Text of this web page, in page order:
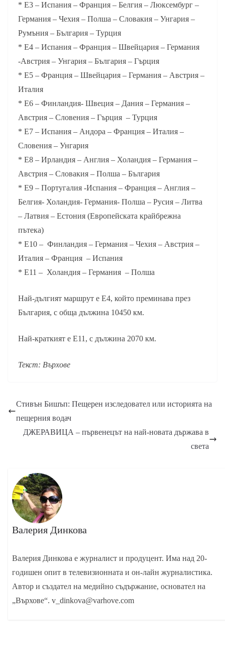
* Е3 – Испания – Франция – Белгия – Люксембург –
Германия – Чехия – Полша – Словакия – Унгария –
Румъния – България – Турция
* Е4 – Испания – Франция – Швейцария – Германия
-Австрия – Унгария – България – Гърция
* Е5 – Франция – Швейцария – Германия – Австрия –
Италия
* Е6 – Финландия- Швеция – Дания – Германия –
Австрия – Словения – Гърция – Турция
* Е7 – Испания – Андора – Франция – Италия –
Словения – Унгария
* Е8 – Ирландия – Англия – Холандия – Германия –
Австрия – Словакия – Полша – България
* Е9 – Португалия -Испания – Франция – Англия –
Белгия- Холандия- Германия- Полша – Русия – Литва
– Латвия – Естония (Европейската крайбрежна
пътека)
* Е10 – Финландия – Германия – Чехия – Австрия –
Италия – Франция – Испания
* Е11 – Холандия – Германия – Полша
Най-дългият маршрут е Е4, който преминава през
България, с обща дължина 10450 км.
Най-краткият е Е11, с дължина 2070 км.
Текст: Върхове
Стивън Бишъп: Пещерен изследовател или историята на
пещерния водач
ДЖЕРАВИЦА – първенецът на най-новата държава в
света
Валерия Динкова
Валерия Динкова е журналист и продуцент. Има над 20-
годишен опит в телевизионната и он-лайн журналистика.
Автор и създател на медийно съдържание, основател на
„Върхове“. v_dinkova@varhove.com